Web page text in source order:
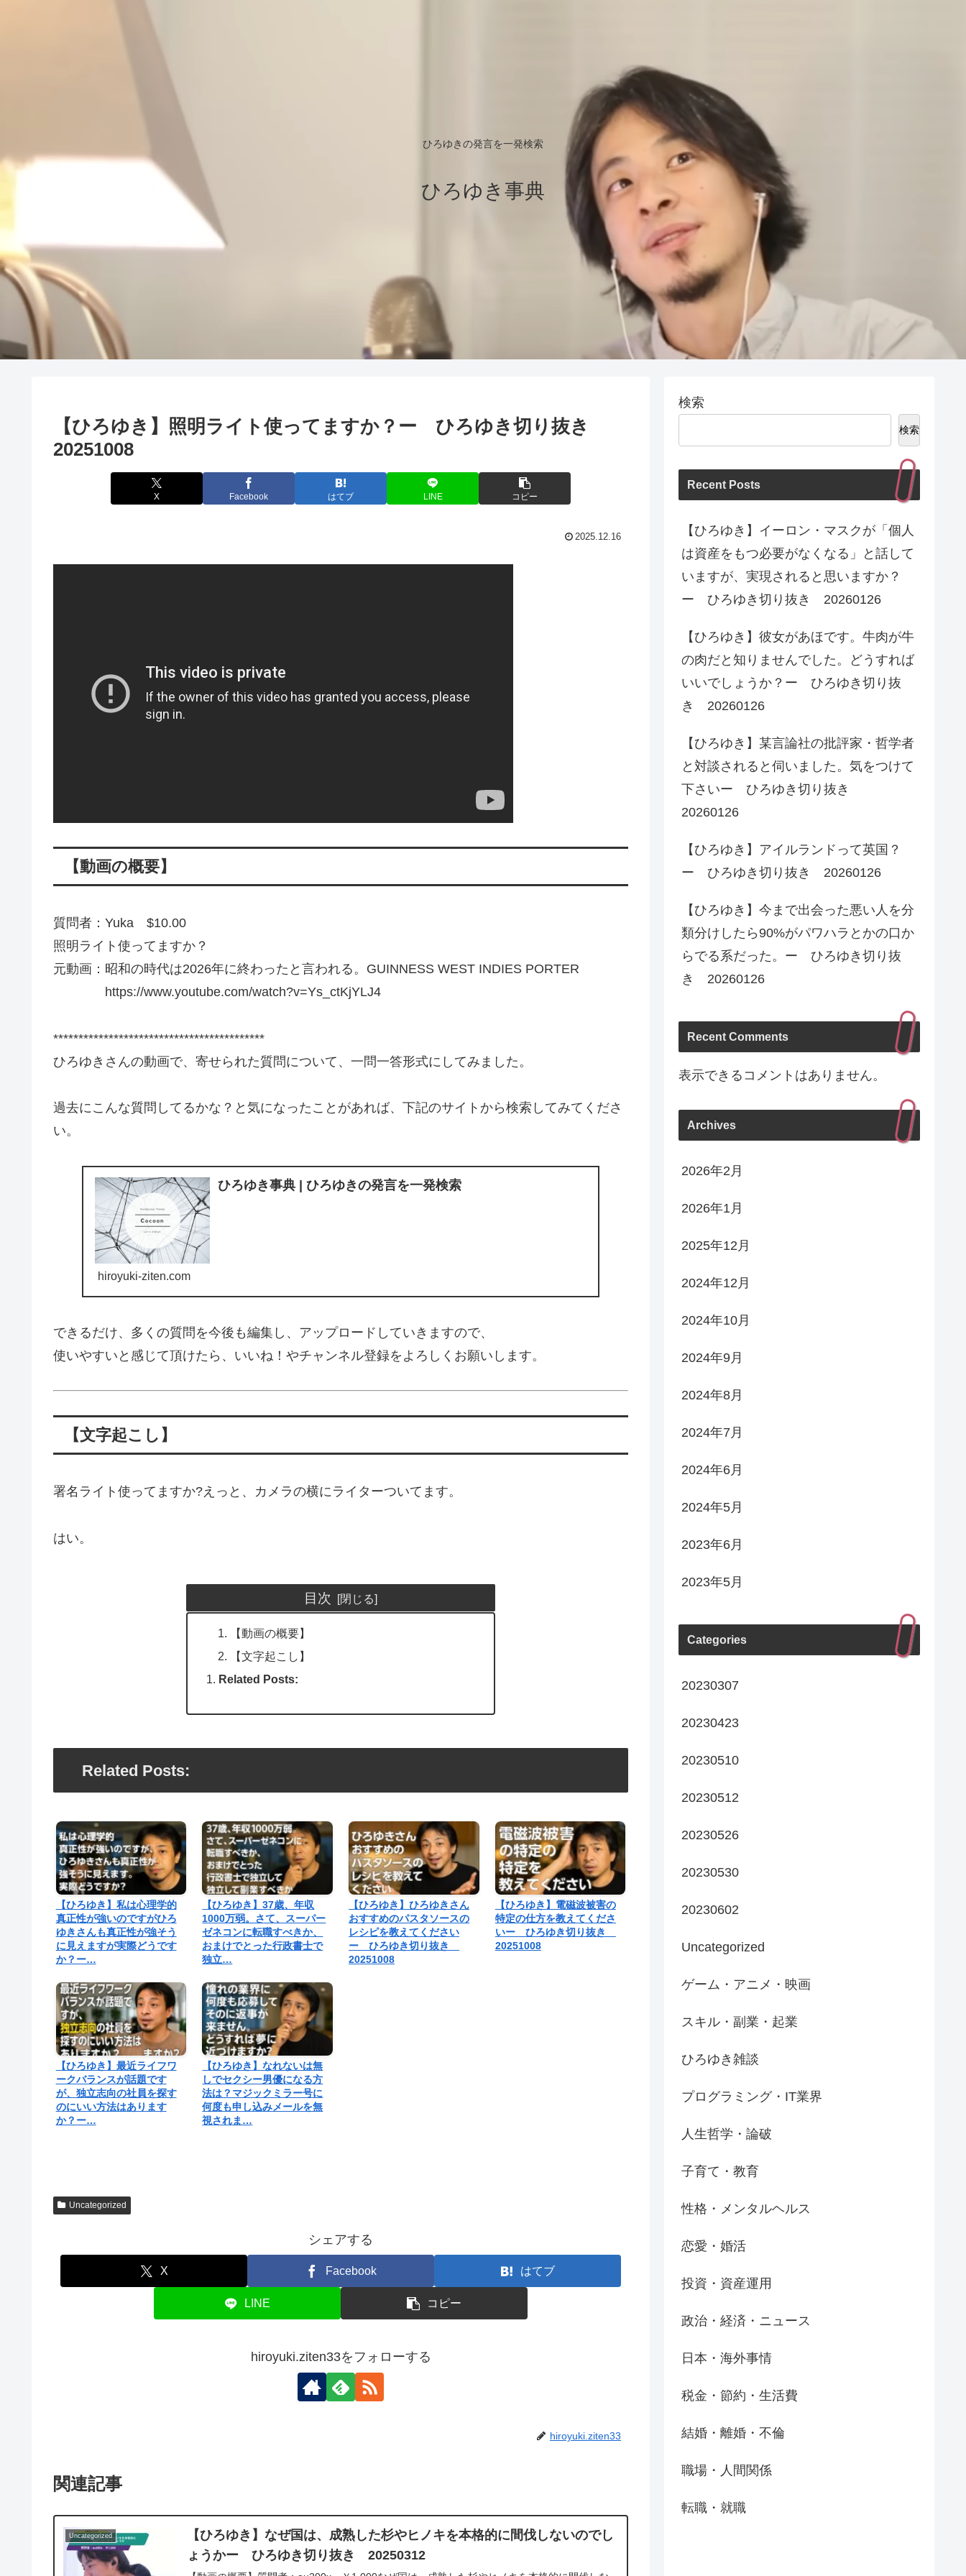
ひろゆきの発言を一発検索
ひろゆき事典
【ひろゆき】照明ライト使ってますか？ー ひろゆき切り抜き
20251008
X Facebook はてブ LINE コピー
2025.12.16
【動画の概要】
質問者：Yuka $10.00
照明ライト使ってますか？
元動画：昭和の時代は2026年に終わったと言われる。GUINNESS WEST INDIES PORTER
https://www.youtube.com/watch?v=Ys_ctKjYLJ4
******************************************
ひろゆきさんの動画で、寄せられた質問について、一問一答形式にしてみました。
過去にこんな質問してるかな？と気になったことがあれば、下記のサイトから検索してみてくださ
い。
ひろゆき事典 | ひろゆきの発言を一発検索
hiroyuki-ziten.com
できるだけ、多くの質問を今後も編集し、アップロードしていきますので、
使いやすいと感じて頂けたら、いいね！やチャンネル登録をよろしくお願いします。
【文字起こし】
署名ライト使ってますか?えっと、カメラの横にライターついてます。
はい。
目次
【動画の概要】
【文字起こし】
Related Posts:
Related Posts:
【ひろゆき】私は心理学的
真正性が強いのですがひろ
ゆきさんも真正性が強そう
に見えますが実際どうです
か？ー…
【ひろゆき】37歳、年収
1000万弱。さて、スーパー
ゼネコンに転職すべきか、
おまけでとった行政書士で
独立…
【ひろゆき】ひろゆきさん
おすすめのパスタソースの
レシピを教えてください
ー ひろゆき切り抜き
20251008
【ひろゆき】電磁波被害の
特定の仕方を教えてくださ
いー ひろゆき切り抜き
20251008
【ひろゆき】最近ライフワ
ークバランスが話題です
が、独立志向の社員を探す
のにいい方法はあります
か？ー…
【ひろゆき】なれないは無
しでセクシー男優になる方
法は？マジックミラー号に
何度も申し込みメールを無
視されま…
Uncategorized
シェアする
X Facebook はてブ
LINE コピー
hiroyuki.ziten33をフォローする
hiroyuki.ziten33
関連記事
Uncategorized
【ひろゆき】なぜ国は、成熟した杉やヒノキを本格的に間伐しないのでし
ょうかー ひろゆき切り抜き 20250312
検索
検索
Recent Posts
【ひろゆき】イーロン・マスクが「個人
は資産をもつ必要がなくなる」と話して
いますが、実現されると思いますか？
ー ひろゆき切り抜き 20260126
【ひろゆき】彼女があほです。牛肉が牛
の肉だと知りませんでした。どうすれば
いいでしょうか？ー ひろゆき切り抜
き 20260126
【ひろゆき】某言論社の批評家・哲学者
と対談されると伺いました。気をつけて
下さいー ひろゆき切り抜き
20260126
【ひろゆき】アイルランドって英国？
ー ひろゆき切り抜き 20260126
【ひろゆき】今まで出会った悪い人を分
類分けしたら90%がパワハラとかの口か
らでる系だった。ー ひろゆき切り抜
き 20260126
Recent Comments
表示できるコメントはありません。
Archives
2026年2月
2026年1月
2025年12月
2024年12月
2024年10月
2024年9月
2024年8月
2024年7月
2024年6月
2024年5月
2023年6月
2023年5月
Categories
20230307
20230423
20230510
20230512
20230526
20230530
20230602
Uncategorized
ゲーム・アニメ・映画
スキル・副業・起業
ひろゆき雑談
プログラミング・IT業界
人生哲学・論破
子育て・教育
性格・メンタルヘルス
恋愛・婚活
投資・資産運用
政治・経済・ニュース
日本・海外事情
税金・節約・生活費
結婚・離婚・不倫
職場・人間関係
転職・就職